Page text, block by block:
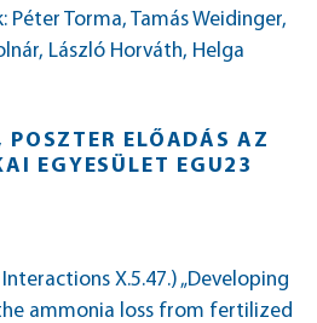
Péter Torma, Tamás Weidinger,
László Horváth, Helga
POSZTER ELŐADÁS AZ
EGYESÜLET EGU23
X.5.47.) „Developing
ammonia loss from fertilized